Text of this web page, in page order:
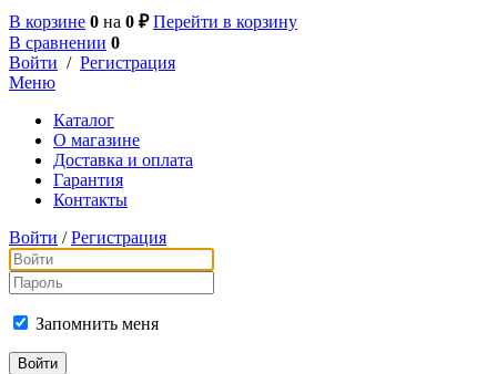
В корзине 0 на 0 ₽ Перейти в корзину
В сравнении 0
Войти / Регистрация
Меню
Каталог
О магазине
Доставка и оплата
Гарантия
Контакты
Войти / Регистрация
Запомнить меня